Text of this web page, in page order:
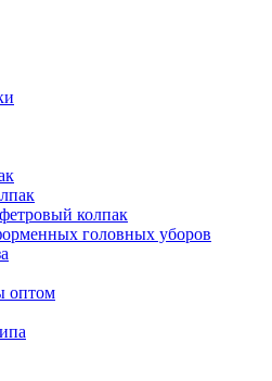
колпак
головных уборов
оптом